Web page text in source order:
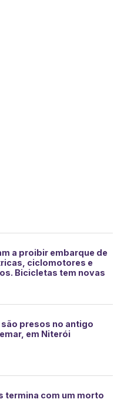
a proibir embarque de
ciclomotores e
Bicicletas tem novas
presos no antigo
em Niterói
termina com um morto